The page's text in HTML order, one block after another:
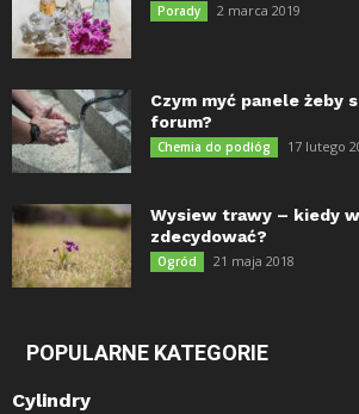
Porady 2 marca 2019
Czym myć panele żeby
forum?
Chemia do podłóg 17 lutego
Wysiew trawy – kiedy
zdecydować?
Ogród 21 maja 2018
POPULARNE KATEGORIE
Cylindry